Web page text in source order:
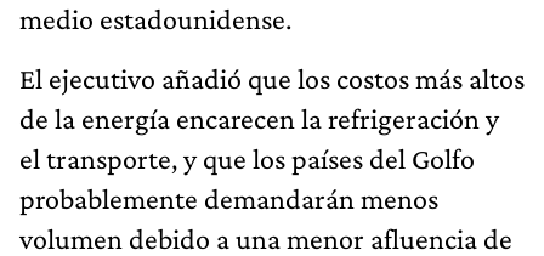
medio estadounidense.
El ejecutivo añadió que los costos más altos
de la energía encarecen la refrigeración y
el transporte, y que los países del Golfo
probablemente demandarán menos
volumen debido a una menor afluencia de